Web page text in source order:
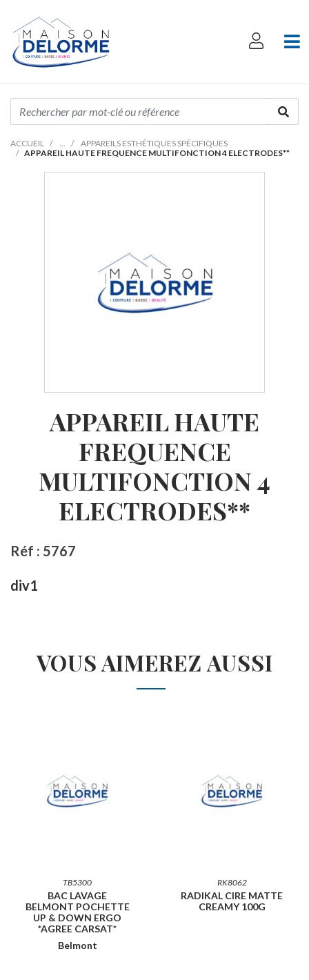
ACCUEIL
APPAREILS ESTHÉTIQUES SPÉCIFIQUES
APPAREIL HAUTE FREQUENCE MULTIFONCTION 4 ELECTRODES**
APPAREIL HAUTE
FREQUENCE
MULTIFONCTION 4
ELECTRODES**
Réf : 5767
div1
VOUS AIMEREZ AUSSI
TB5300
BAC LAVAGE
BELMONT POCHETTE
UP & DOWN ERGO
*AGREE CARSAT*
Belmont
RK8062
RADIKAL CIRE MATTE
CREAMY 100G